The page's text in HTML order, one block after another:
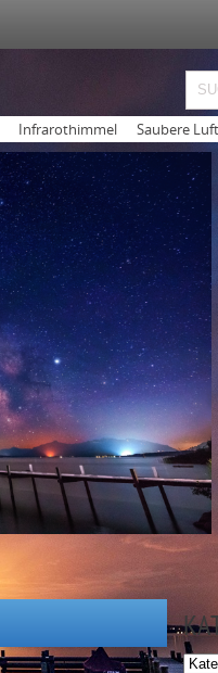
Infrarothimmel Saubere Luft